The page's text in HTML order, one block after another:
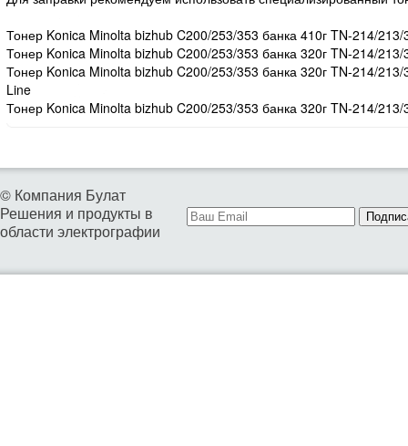
Тонер Konica Minolta bizhub C200/253/353 банка 410г TN-214/
Тонер Konica Minolta bizhub C200/253/353 банка 320г TN-214/
Тонер Konica Minolta bizhub C200/253/353 банка 320г TN-214/
Line
Тонер Konica Minolta bizhub C200/253/353 банка 320г TN-214/
© Компания Булат
Решения и продукты в
области электрографии